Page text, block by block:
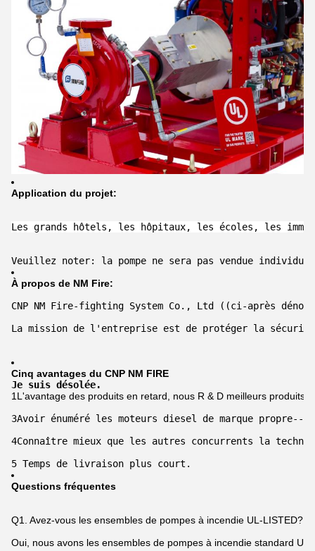
Application du projet:
Les grands hôtels, les hôpitaux, les écoles, les
Veuillez noter: la pompe ne sera pas vendue
À propos de NM Fire:
CNP NM Fire-fighting System Co., Ltd ((ci-après
La mission de l'entreprise est de protéger la
Cinq avantages du CNP NM FIRE
Je suis désolée.
1L'avantage des produits en retard, nous R & D meilleurs produits
3Avoir énuméré les moteurs diesel de marque propre---
4Connaître mieux que les autres concurrents la
5 Temps de livraison plus court.
Questions fréquentes
Q1. Avez-vous les ensembles de pompes à incendie UL-LISTED?
Oui, nous avons les ensembles de pompes à incendie standard UL/